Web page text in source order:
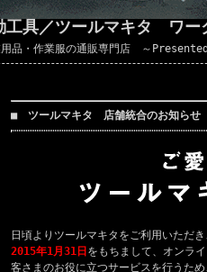
工具／ツールマキタ ワー
品・作業服の通販専門店 ～Presented
■ ツールマキタ 店舗統合のお知らせ
日頃よりツールマキタをご利用いただ
2015年1月31日 をもちまして、オンラ
客さまのお役に立つサービスを行うため